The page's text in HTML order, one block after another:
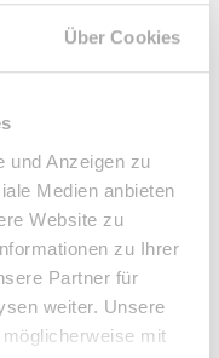
Über Cookies
und Anzeigen zu
Medien anbieten
Website zu
zu Ihrer
Partner für
weiter. Unsere
mit